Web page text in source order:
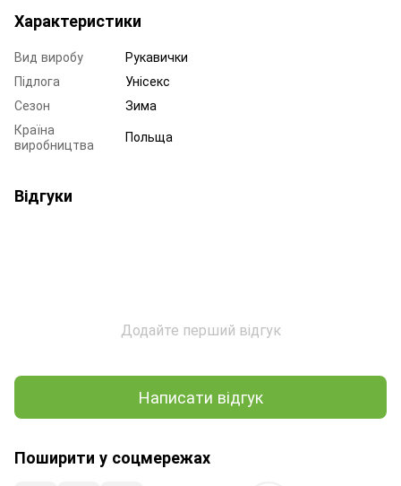
Характеристики
Вид виробу
Рукавички
Підлога
Унісекс
Сезон
Зима
Країна
виробництва
Польща
Відгуки
Додайте перший відгук
Написати відгук
Поширити у соцмережах